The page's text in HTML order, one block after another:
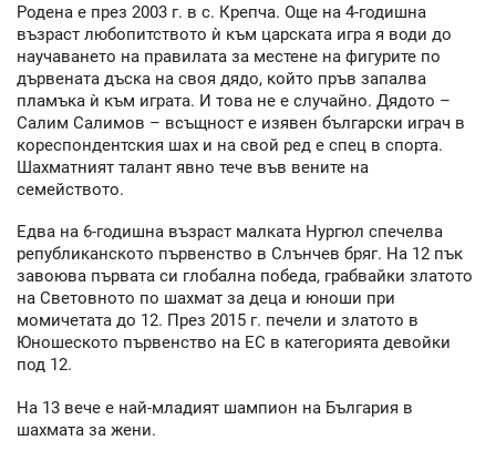
Родена е през 2003 г. в с. Крепча. Още на 4-годишна
възраст любопитството ѝ към царската игра я води до
научаването на правилата за местене на фигурите по
дървената дъска на своя дядо, който пръв запалва
пламъка ѝ към играта. И това не е случайно. Дядото –
Салим Салимов – всъщност е изявен български играч в
кореспондентския шах и на свой ред е спец в спорта.
Шахматният талант явно тече във вените на
семейството.
Едва на 6-годишна възраст малката Нургюл спечелва
републиканското първенство в Слънчев бряг. На 12 пък
завоюва първата си глобална победа, грабвайки златото
на Световното по шахмат за деца и юноши при
момичетата до 12. През 2015 г. печели и златото в
Юношеското първенство на ЕС в категорията девойки
под 12.
На 13 вече е най-младият шампион на България в
шахмата за жени.